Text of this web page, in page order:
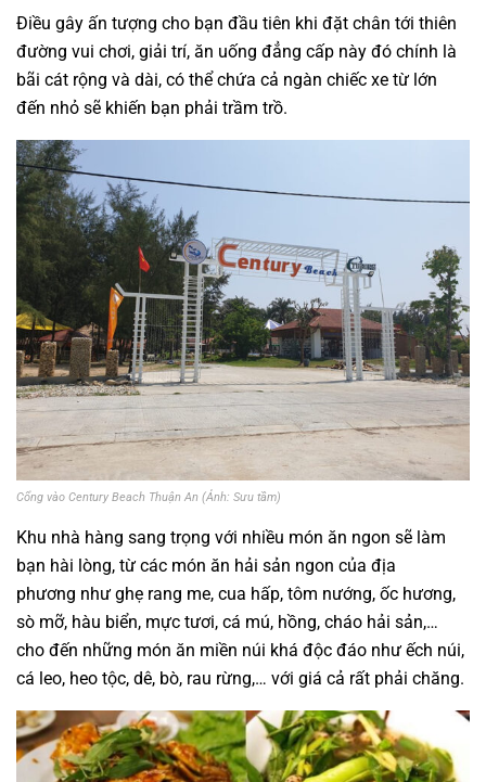
Điều gây ấn tượng cho bạn đầu tiên khi đặt chân tới thiên
đường vui chơi, giải trí, ăn uống đẳng cấp này đó chính là
bãi cát rộng và dài, có thể chứa cả ngàn chiếc xe từ lớn
đến nhỏ sẽ khiến bạn phải trầm trồ.
Cổng vào Century Beach Thuận An (Ảnh: Sưu tầm)
Khu nhà hàng sang trọng với nhiều món ăn ngon sẽ làm
bạn hài lòng, từ các món ăn hải sản ngon của địa
phương như ghẹ rang me, cua hấp, tôm nướng, ốc hương,
sò mỡ, hàu biển, mực tươi, cá mú, hồng, cháo hải sản,…
cho đến những món ăn miền núi khá độc đáo như ếch núi,
cá leo, heo tộc, dê, bò, rau rừng,… với giá cả rất phải chăng.